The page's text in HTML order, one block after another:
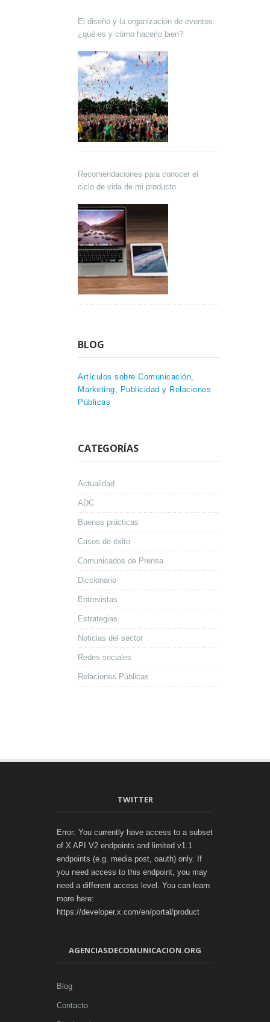
El diseño y la organización de eventos:
¿qué es y cómo hacerlo bien?
Recomendaciones para conocer el
ciclo de vida de mi producto
BLOG
Artículos sobre Comunicación,
Marketing, Publicidad y Relaciones
Públicas
CATEGORÍAS
Actualidad
ADC
Buenas prácticas
Casos de éxito
Comunicados de Prensa
Diccionario
Entrevistas
Estrategias
Noticias del sector
Redes sociales
Relaciones Públicas
TWITTER
Error: You currently have access to a subset
of X API V2 endpoints and limited v1.1
endpoints (e.g. media post, oauth) only. If
you need access to this endpoint, you may
need a different access level. You can learn
more here:
https://developer.x.com/en/portal/product
AGENCIASDECOMUNICACION.ORG
Blog
Contacto